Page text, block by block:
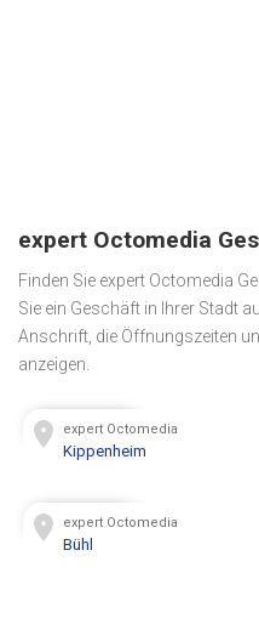
expert Octomedia
Finden Sie expert Octomedia
Sie ein Geschäft in Ihrer Stadt
Anschrift, die Öffnungszeiten
anzeigen.
expert Octomedia
Kippenheim
expert Octomedia
Bühl